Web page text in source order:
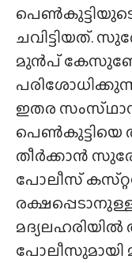
ചവിട്ടിയത്.
മുൻപ്
ഇതര
പെൺകുട്ടിയെ
തീർക്കാൻ
പോലീസ്
പോലീസുമായി